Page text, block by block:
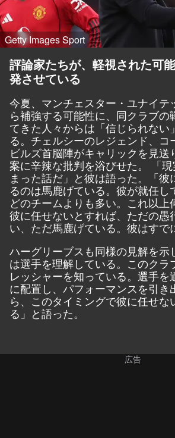
Getty Images Sport
評論家たちが、軽視された可
発させている
今夏、マンチェスター・ユナイテ
ら補強する可能性に、同クラブの
てきた人々からは「信じられない
る。チェルシーのレジェンド、コ
ビルズ首脳陣がキャリックを見送
案に辛辣な批判を浴びせた。 「
まった話だ」と彼は語った。「彼
るのは馬鹿げている。彼が就任し
どのチームよりも多い。これ以上
彼に任せないとすれば、ただの愚
い、ただ馬鹿げている。彼はすで
ハーグリーブスも同様の見解を示
は選手を理解している。このクラ
レッシャーを知っている。選手を
に配置し、パフォーマンスを引き
ら、このタイミングで彼に任せな
る」と語った。